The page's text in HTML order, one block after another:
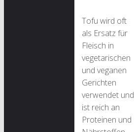
Tofu wird oft
als Ersatz für
Fleisch in
vegetarischen
und veganen
Gerichten
verwendet und
ist reich an
Proteinen und